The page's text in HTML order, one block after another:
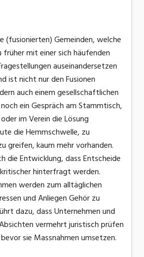
(fusionierten) Gemeinden, welche
früher mit einer sich häufenden
auseinandersetzen
ist nicht nur den Fusionen
auch einem gesellschaftlichen
ein Gespräch am Stammtisch,
im Verein die Lösung
die Hemmschwelle, zu
greifen, kaum mehr vorhanden.
die Entwicklung, dass Entscheide
hinterfragt werden.
werden zum alltäglichen
und Anliegen Gehör zu
dazu, dass Unternehmen und
vermehrt juristisch prüfen
sie Massnahmen umsetzen.